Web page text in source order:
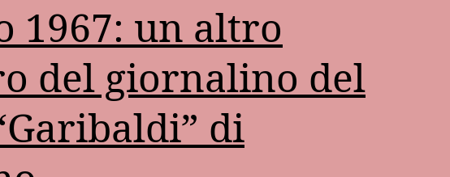
1967: un altro
del giornalino del
di